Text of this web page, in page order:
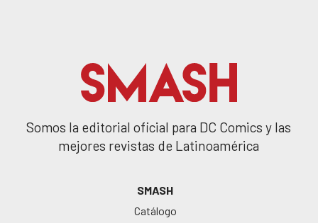
Somos la editorial oficial para DC Comics y las
mejores revistas de Latinoamérica
SMASH
Catálogo